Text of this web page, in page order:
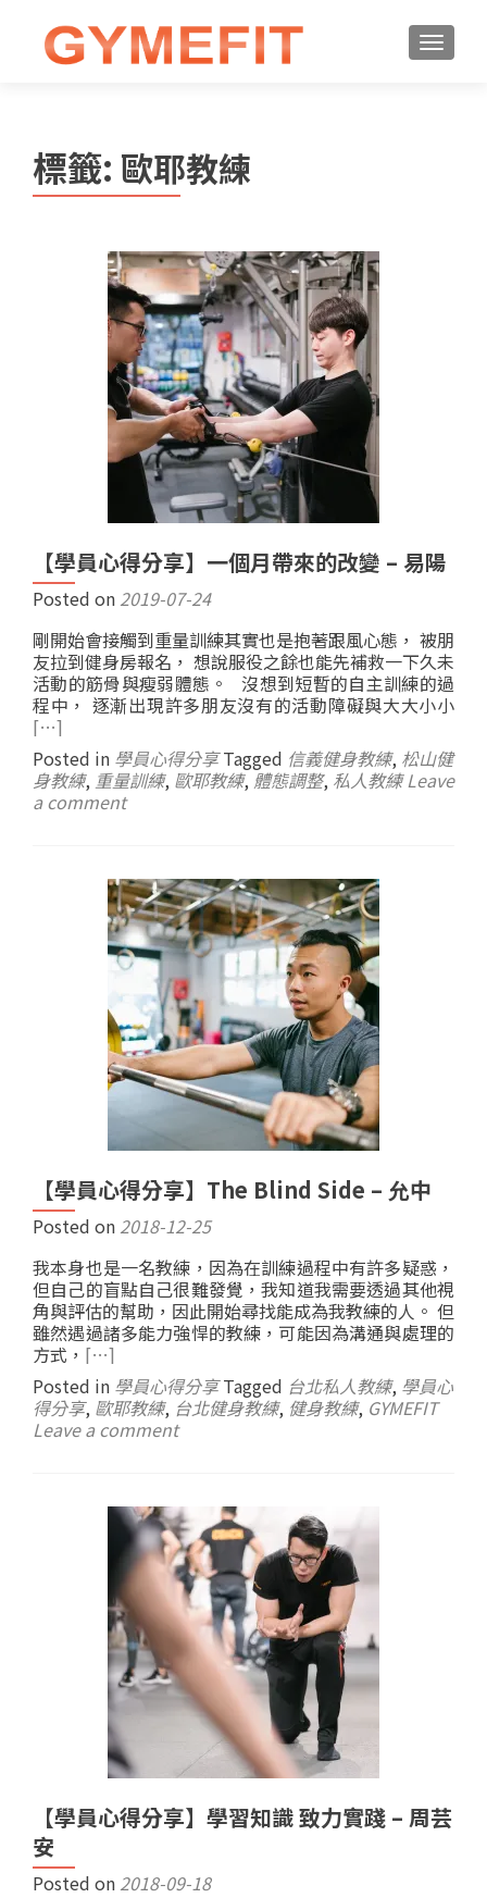
標籤: 歐耶教練
【學員心得分享】一個月帶來的改變 – 易陽
Posted on 2019-07-24
剛開始會接觸到重量訓練其實也是抱著跟風心態， 被朋
友拉到健身房報名， 想說服役之餘也能先補救一下久未
活動的筋骨與瘦弱體態。 沒想到短暫的自主訓練的過
程中， 逐漸出現許多朋友沒有的活動障礙與大大小小
[…]
Posted in 學員心得分享 Tagged 信義健身教練, 松山健
身教練, 重量訓練, 歐耶教練, 體態調整, 私人教練 Leave
a comment
【學員心得分享】The Blind Side – 允中
Posted on 2018-12-25
我本身也是一名教練，因為在訓練過程中有許多疑惑，
但自己的盲點自己很難發覺，我知道我需要透過其他視
角與評估的幫助，因此開始尋找能成為我教練的人。 但
雖然遇過諸多能力強悍的教練，可能因為溝通與處理的
方式， […]
Posted in 學員心得分享 Tagged 台北私人教練, 學員心
得分享, 歐耶教練, 台北健身教練, 健身教練, GYMEFIT
Leave a comment
【學員心得分享】學習知識 致力實踐 – 周芸
安
Posted on 2018-09-18